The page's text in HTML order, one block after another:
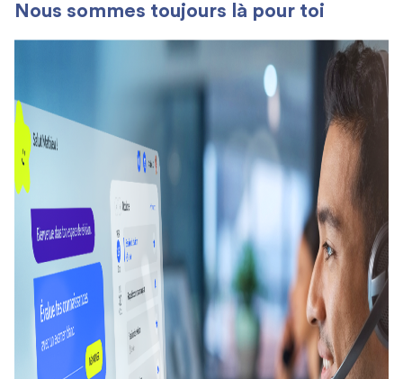
Nous sommes toujours là pour toi